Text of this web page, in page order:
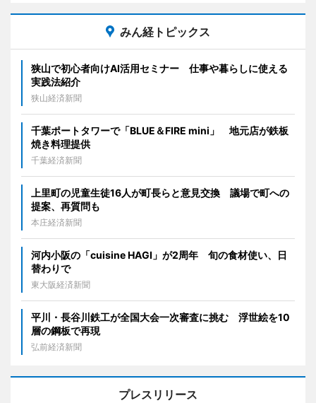
みん経トピックス
狭山で初心者向けAI活用セミナー 仕事や暮らしに使える
実践法紹介
狭山経済新聞
千葉ポートタワーで「BLUE＆FIRE mini」 地元店が鉄板
焼き料理提供
千葉経済新聞
上里町の児童生徒16人が町長らと意見交換 議場で町への
提案、再質問も
本庄経済新聞
河内小阪の「cuisine HAGI」が2周年 旬の食材使い、日
替わりで
東大阪経済新聞
平川・長谷川鉄工が全国大会一次審査に挑む 浮世絵を10
層の鋼板で再現
弘前経済新聞
プレスリリース